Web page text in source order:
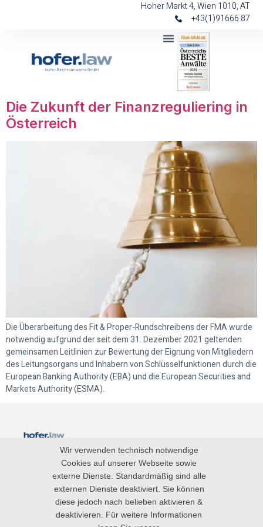
Hoher Markt 4, Wien 1010, AT
+43(1)91666 87
Die Zukunft der Finanzreguliering in
Österreich
Die Überarbeitung des Fit & Proper-Rundschreibens der FMA wurde
notwendig aufgrund der seit dem 31. Dezember 2021 geltenden
gemeinsamen Leitlinien zur Bewertung der Eignung von Mitgliedern
des Leitungsorgans und Inhabern von Schlüsselfunktionen durch die
European Banking Authority (EBA) und die European Securities and
Markets Authority (ESMA).
Impressum
Datenschutz
Wir verwenden technisch notwendige
Cookies auf unserer Webseite sowie
externe Dienste. Standardmäßig sind alle
externen Dienste deaktiviert. Sie können
diese jedoch nach belieben aktivieren &
deaktivieren. Für weitere Informationen